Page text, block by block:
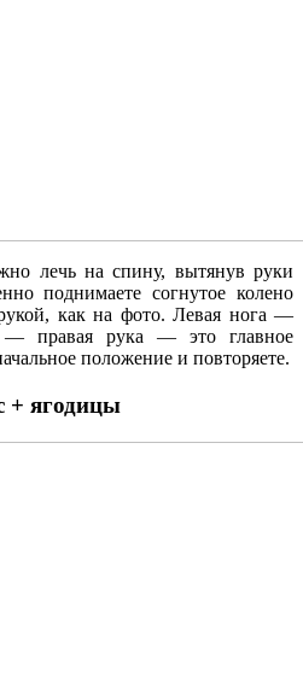
лечь на спину, вытянув руки
поднимаете согнутое колено
как на фото. Левая нога —
— правая рука — это главное
положение и повторяете.
+ ягодицы